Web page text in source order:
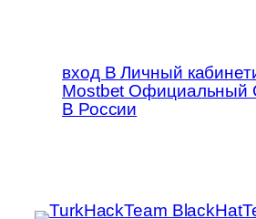
вход В Личный
Mostbet Официальный
В России